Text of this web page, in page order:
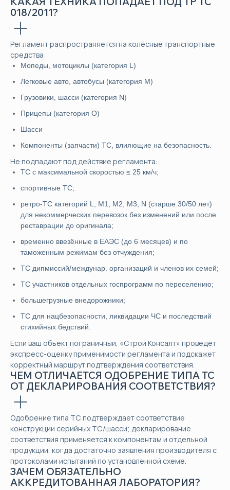
018/2011?
Регламент распространяется на колёсные транспортные
средства:
Мопеды, мотоциклы (категория L)
Легковые авто, автобусы (категория M)
Грузовики, шасси (категория N)
Прицепы (категория O)
Шасси
Компоненты (запчасти) ТС, влияющие на безопасность.
Не подпадают под действие регламента:
ТС с максимальной скоростью ≤ 25 км/ч;
спортивные ТС;
ретро-ТС категорий L, M1, M2, M3, N (старше 30/50 лет)
для некоммерческих перевозок без изменений или после
реставрации до оригинала;
временно ввезённые в ЕАЭС (до 6 месяцев) и по
таможенным режимам без отчуждения;
ТС дипмиссий/междунар. организаций и членов их семей;
ТС участников отдельных госпрограмм по переселению;
большегрузные внедорожники;
ТС для нацбезопасности, ликвидации ЧС и последствий
стихийных бедствий.
Если ваш объект пограничный, «Строй Консалт» проведёт
экспресс-оценку применимости регламента и подскажет
корректный маршрут подтверждения соответствия.
ЧЕМ ОТЛИЧАЕТСЯ ОДОБРЕНИЕ ТИПА ТС
ОТ ДЕКЛАРИРОВАНИЯ СООТВЕТСТВИЯ?
Одобрение типа ТС подтверждает соответствие
конструкции серийных ТС/шасси; декларирование
соответствия применяется к компонентам и отдельной
продукции, когда достаточно заявления производителя с
протоколами испытаний по установленной схеме.
ЗАЧЕМ ОБЯЗАТЕЛЬНО
АККРЕДИТОВАННАЯ ЛАБОРАТОРИЯ?